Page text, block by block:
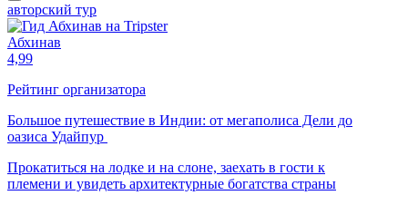
авторский тур
Абхинав
4,99
Рейтинг организатора
Большое путешествие в Индии: от мегаполиса Дели до
оазиса Удайпур
Прокатиться на лодке и на слоне, заехать в гости к
племени и увидеть архитектурные богатства страны